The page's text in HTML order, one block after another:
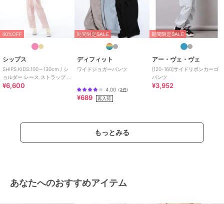
40%OFF
シップス
SHIPS KIDS:100～130cm / シ
ョルダー レース ストラップ パ
ンツ
¥6,600
期間限定SALE
ディフィット
ワイドジョガーパンツ
4.00 （2件）
¥689 再入荷
期間限定SALE
アー・ヴェ・ヴェ
[120-160]サイドリボンカーゴ
パンツ
¥3,952
もっとみる
あなたへのおすすめアイテム